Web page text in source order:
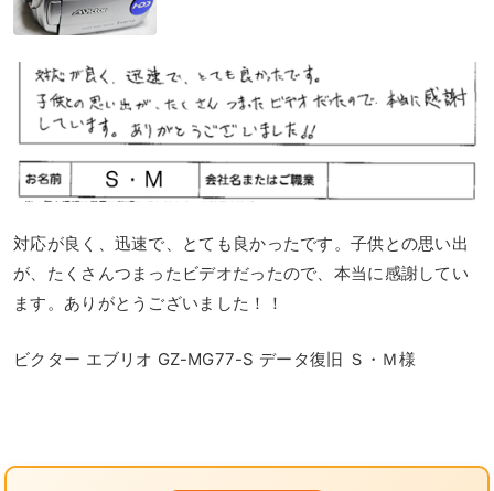
対応が良く、迅速で、とても良かったです。子供との思い出
が、たくさんつまったビデオだったので、本当に感謝してい
ます。ありがとうございました！！
ビクター エブリオ GZ-MG77-S データ復旧 Ｓ・Ｍ様